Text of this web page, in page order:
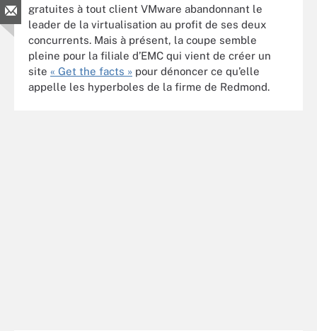
gratuites à tout client VMware abandonnant le
leader de la virtualisation au profit de ses deux
concurrents. Mais à présent, la coupe semble
pleine pour la filiale d’EMC qui vient de créer un
site « Get the facts » pour dénoncer ce qu’elle
appelle les hyperboles de la firme de Redmond.